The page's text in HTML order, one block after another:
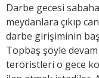
Darbe gecesi
meydanlara çıkıp
darbe girişiminin
Topbaş şöyle
teröristleri o gece